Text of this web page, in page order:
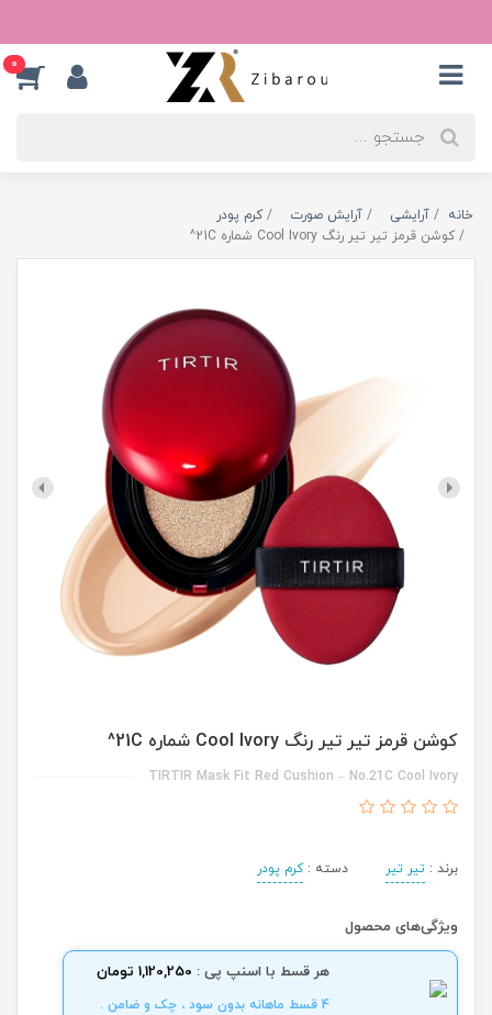
0
خانه آرایشی آرایش صورت
کرم پودر
کوشن قرمز تیر تیر رنگ Cool Ivory شماره 21C^
کوشن قرمز تیر تیر رنگ Cool Ivory شماره 21C^
TIRTIR Mask Fit Red Cushion – No.21C Cool Ivory
برند : تیر تیر دسته :کرم پودر
ویژگی‌های محصول
هر قسط با اسنپ پی : 1,120,250 تومان
4 قسط ماهانه بدون سود ، چک و ضامن .